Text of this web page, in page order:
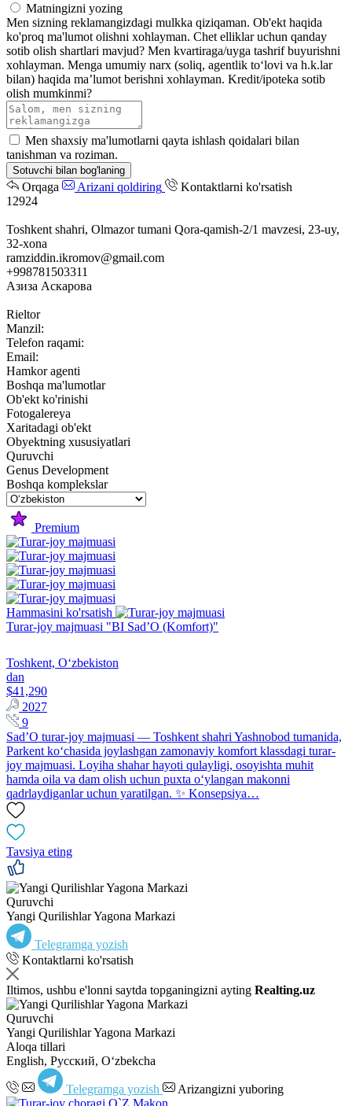
Matningizni yozing
Men sizning reklamangizdagi mulkka qiziqaman. Ob'ekt haqida
ko'proq ma'lumot olishni xohlayman. Chet elliklar uchun qanday
sotib olish shartlari mavjud? Men kvartiraga/uyga tashrif buyurishni
xohlayman. Menga umumiy narx (soliq, agentlik toʻlovi va h.k.lar
bilan) haqida maʼlumot berishni xohlayman. Kredit/ipoteka sotib
olish mumkinmi?
Men shaxsiy ma'lumotlarni qayta ishlash qoidalari bilan
tanishman va roziman.
Sotuvchi bilan bog'laning
Orqaga Arizani qoldiring
Kontaktlarni ko'rsatish
12924
Toshkent shahri, Olmazor tumani Qora-qamish-2/1 mavzesi, 23-uy,
32-xona
ramziddin.ikromov@gmail.com
+998781503311
Азиза Аскарова
Rieltor
Manzil:
Telefon raqami:
Email:
Hamkor agenti
Boshqa ma'lumotlar
Ob'ekt ko'rinishi
Fotogalereya
Xaritadagi ob'ekt
Obyektning xususiyatlari
Quruvchi
Genus Development
Boshqa komplekslar
Premium
Hammasini ko'rsatish
Turar-joy majmuasi "BI Sad’O (Komfort)"
Toshkent, Oʻzbekiston
dan
$41,290
2027
9
Sad’O turar-joy majmuasi — Toshkent shahri Yashnobod tumanida,
Parkent ko‘chasida joylashgan zamonaviy komfort klassdagi turar-
joy majmuasi. Loyiha shahar hayoti qulayligi, osoyishta muhit
hamda oila va dam olish uchun puxta o‘ylangan makonni
qadrlaydiganlar uchun yaratilgan. ✨ Konsepsiya…
Tavsiya eting
Quruvchi
Yangi Qurilishlar Yagona Markazi
Telegramga yozish
Kontaktlarni ko'rsatish
Iltimos, ushbu e'lonni saytda topganingizni ayting Realting.uz
Quruvchi
Yangi Qurilishlar Yagona Markazi
Aloqa tillari
English, Русский, Oʻzbekcha
Telegramga yozish Arizangizni yuboring